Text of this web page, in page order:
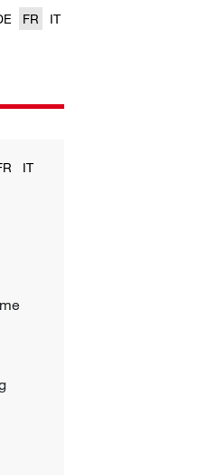
FR IT
IT